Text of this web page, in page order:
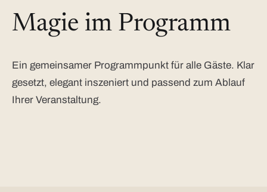
Magie im Programm
Ein gemeinsamer Programmpunkt für alle Gäste. Klar
gesetzt, elegant inszeniert und passend zum Ablauf
Ihrer Veranstaltung.